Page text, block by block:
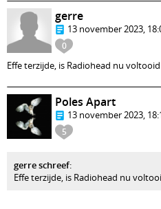
0
gerre
13 november 2023,
Effe terzijde, is Radiohead nu
5
Poles Apart
13 november 2023,
gerre schreef:
Effe terzijde, is Radiohead nu